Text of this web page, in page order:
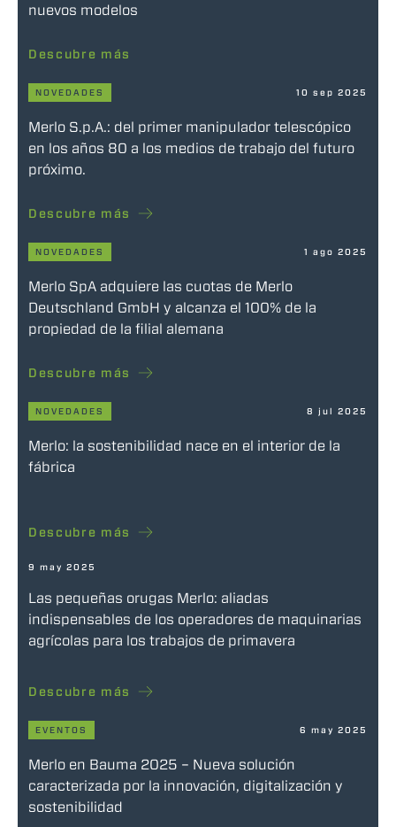
nuevos modelos
Descubre más
NOVEDADES 10 sep 2025
Merlo S.p.A.: del primer manipulador telescópico
en los años 80 a los medios de trabajo del futuro
próximo.
Descubre más
NOVEDADES 1 ago 2025
Merlo SpA adquiere las cuotas de Merlo
Deutschland GmbH y alcanza el 100% de la
propiedad de la filial alemana
Descubre más
NOVEDADES 8 jul 2025
Merlo: la sostenibilidad nace en el interior de la
fábrica
Descubre más
9 may 2025
Las pequeñas orugas Merlo: aliadas
indispensables de los operadores de maquinarias
agrícolas para los trabajos de primavera
Descubre más
EVENTOS 6 may 2025
Merlo en Bauma 2025 – Nueva solución
caracterizada por la innovación, digitalización y
sostenibilidad